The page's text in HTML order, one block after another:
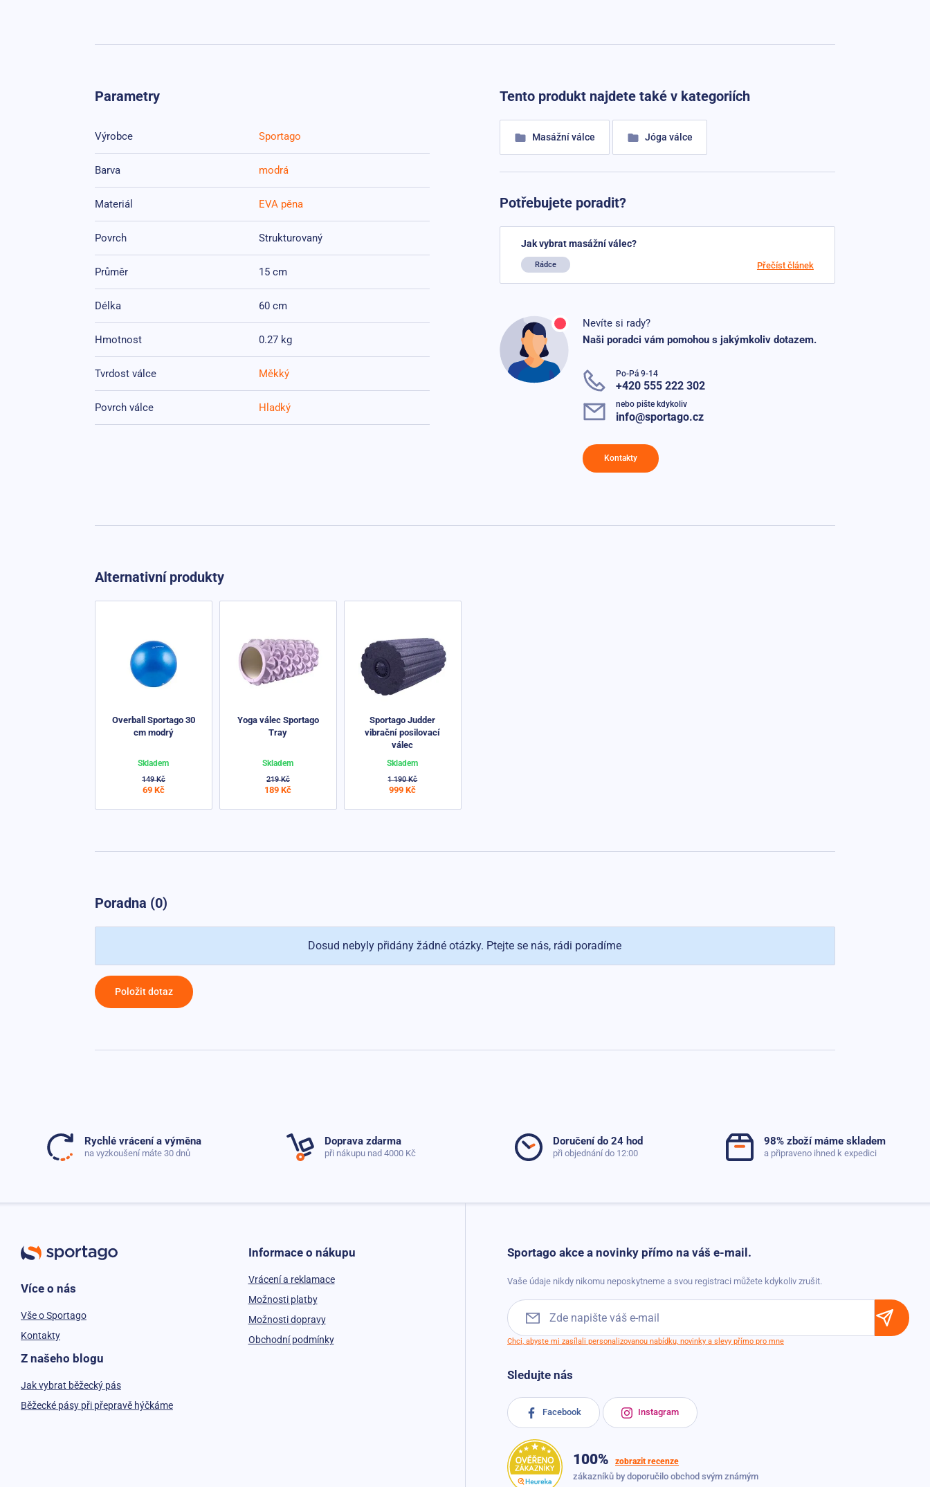
Parametry
Výrobce Sportago
Barva modrá
Materiál EVA pěna
Povrch Strukturovaný
Průměr 15 cm
Délka 60 cm
Hmotnost 0.27 kg
Tvrdost válce Měkký
Povrch válce Hladký
Tento produkt najdete také v kategoriích
Masážní válce Jóga válce
Potřebujete poradit?
Jak vybrat masážní válec?
Rádce Přečíst článek
Nevíte si rady?
Naši poradci vám pomohou s jakýmkoliv dotazem.
Po-Pá 9-14
+420 555 222 302
nebo pište kdykoliv
info@sportago.cz
Kontakty
Alternativní produkty
Overball Sportago 30
cm modrý
149 Kč
69 Kč
Skladem
Yoga válec Sportago
Tray
219 Kč
189 Kč
Skladem
Sportago Judder
vibrační posilovací
válec
1 190 Kč
999 Kč
Skladem
Poradna (0)
Dosud nebyly přidány žádné otázky. Ptejte se nás, rádi poradíme
Položit dotaz
Rychlé vrácení a výměna
na vyzkoušení máte 30 dnů
Doprava zdarma
při nákupu nad 4000 Kč
Doručení do 24 hod
při objednání do 12:00
98% zboží máme skladem
a připraveno ihned k expedici
Více o nás
Vše o Sportago
Kontakty
Z našeho blogu
Jak vybrat běžecký pás
Běžecké pásy při přepravě hýčkáme
Informace o nákupu
Vrácení a reklamace
Možnosti platby
Možnosti dopravy
Obchodní podmínky
Sportago akce a novinky přímo na váš e-mail.
Vaše údaje nikdy nikomu neposkytneme a svou registraci můžete kdykoliv zrušit.
Chci, abyste mi zasílali personalizovanou nabídku, novinky a slevy přímo pro mne
100% zobrazit recenze
zákazníků by doporučilo obchod svým známým
Sledujte nás
Facebook Instagram